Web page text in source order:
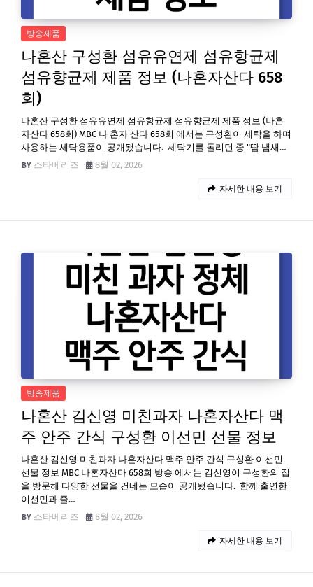
방송제품
나혼산 구성환 섬유유연제 섬유항균제
섬유향균제 제품 정보 (나혼자산다 658
회)
나혼산 구성환 섬유유연제 섬유항균제 섬유향균제 제품 정보 (나혼
자산다 658회) MBC 나 혼자 산다 658회 에서는 구성환이 세탁을 하며
사용하는 세탁용품이 공개됐습니다. 세탁기를 돌리던 중 "땀 냄새…
스타베리즈
8월 02, 2026
자세한 내용 보기
방송제품
나혼산 김신영 미친과자 나혼자산다 맥
주 안주 간식 구성환 이선민 선물 정보
나혼산 김신영 미친과자 나혼자산다 맥주 안주 간식 구성환 이선민
선물 정보 MBC 나혼자산다 658회 방송 에서는 김신영이 구성환의 집
을 방문해 다양한 선물을 건네는 모습이 공개됐습니다. 함께 출연한
이선민과 즐…
스타베리즈
8월 02, 2026
자세한 내용 보기